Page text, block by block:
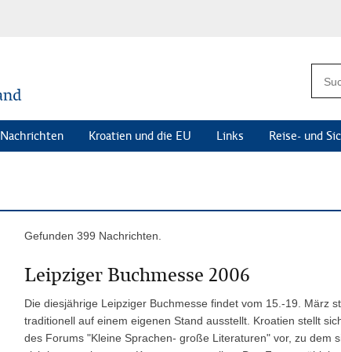
Nachrichten Kroatien und die EU Links Reise- und
Gefunden 399 Nachrichten.
Leipziger Buchmesse 2006
Die diesjährige Leipziger Buchmesse findet vom 15.-19. März
traditionell auf einem eigenen Stand ausstellt. Kroatien stellt
des Forums "Kleine Sprachen- große Literaturen" vor, zu dem